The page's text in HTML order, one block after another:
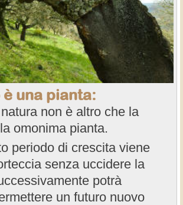
una pianta:
non è altro che la
omonima pianta.
periodo di crescita viene
senza uccidere la
potrà
un futuro nuovo